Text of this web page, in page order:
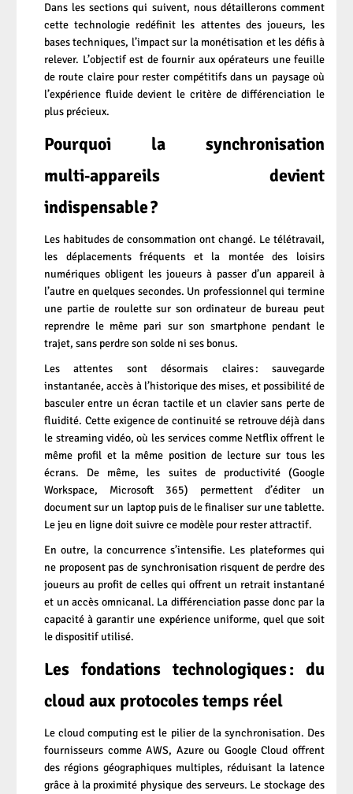
Dans les sections qui suivent, nous détaillerons comment
cette technologie redéfinit les attentes des joueurs, les
bases techniques, l’impact sur la monétisation et les défis à
relever. L’objectif est de fournir aux opérateurs une feuille
de route claire pour rester compétitifs dans un paysage où
l’expérience fluide devient le critère de différenciation le
plus précieux.
Pourquoi la synchronisation
multi‑appareils devient
indispensable ?
Les habitudes de consommation ont changé. Le télétravail,
les déplacements fréquents et la montée des loisirs
numériques obligent les joueurs à passer d’un appareil à
l’autre en quelques secondes. Un professionnel qui termine
une partie de roulette sur son ordinateur de bureau peut
reprendre le même pari sur son smartphone pendant le
trajet, sans perdre son solde ni ses bonus.
Les attentes sont désormais claires : sauvegarde
instantanée, accès à l’historique des mises, et possibilité de
basculer entre un écran tactile et un clavier sans perte de
fluidité. Cette exigence de continuité se retrouve déjà dans
le streaming vidéo, où les services comme Netflix offrent le
même profil et la même position de lecture sur tous les
écrans. De même, les suites de productivité (Google
Workspace, Microsoft 365) permettent d’éditer un
document sur un laptop puis de le finaliser sur une tablette.
Le jeu en ligne doit suivre ce modèle pour rester attractif.
En outre, la concurrence s’intensifie. Les plateformes qui
ne proposent pas de synchronisation risquent de perdre des
joueurs au profit de celles qui offrent un retrait instantané
et un accès omnicanal. La différenciation passe donc par la
capacité à garantir une expérience uniforme, quel que soit
le dispositif utilisé.
Les fondations technologiques : du
cloud aux protocoles temps réel
Le cloud computing est le pilier de la synchronisation. Des
fournisseurs comme AWS, Azure ou Google Cloud offrent
des régions géographiques multiples, réduisant la latence
grâce à la proximité physique des serveurs. Le stockage des